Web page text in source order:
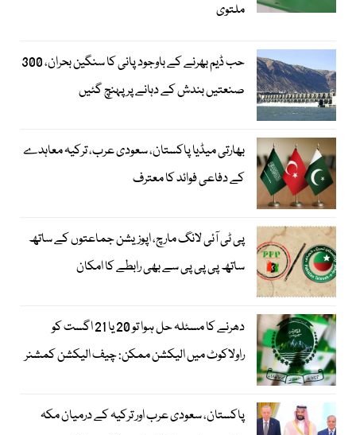
ملتوی
حب ڈیم بھرنے کے باوجود پانی کا سنگین بحران، 300
صنعتیں بندش کے دہانے پر پہنچ گئیں
بھارتی میڈیا پاکستان، سعودی عرب، ترکیہ معاہدے
کے دفاعی فوائد کا معترف
پی ٹی آئی لانگ مارچ، اپوزیشن جماعتوں کے ساتھ
ساتھ پی پی پی سے بھی رابطے کا امکان
دھرنے کا مسئلہ حل ہوا تو 20 یا 21 اگست کو
راولاکوٹ میں الیکشن ممکن: چیف الیکشن کمشنر
پاکستان، سعودی عرب اور ترکیہ کے درمیان مکہ